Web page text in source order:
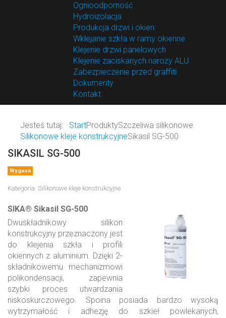
Ognioodporność
Hydroizolacja
Produkcja drzwi i okien
Wklejanie szkła w ramy okienne
Klejenie drzwi panelowych
Klejenie zaciskanych naroży ALU
Zabezpieczenie przed graffiti
Dokumenty
Kontakt
Jesteś tutaj: StartProduktySzczeliwa silikonowe
Silikonowe kleje konstrukcyjneSikasil SG-500
SIKASIL SG-500
Wygasa
Kategoria: Silikonowe kleje konstrukcyjne
SIKA® Sikasil SG-500
Dwuskładnikowy silikon
konstrukcyjny przeznaczony jest
do klejenia szkła i profili
okiennych z aluminium. Dzięki 2-
składnikowemu mechanizmowi
polikondensacji, zapewnia
szybki proces utwardzania
niskoskurczowego. Spoina posiada bardzo wysoką
wytrzymałość i adhezję do szkieł powlekanych,